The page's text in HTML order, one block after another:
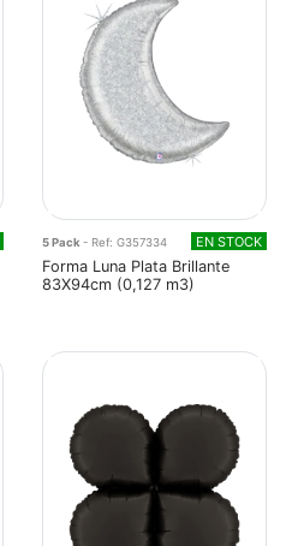
5 Pack - Ref: G357334 EN STOCK
Forma Luna Plata Brillante
83X94cm (0,127 m3)